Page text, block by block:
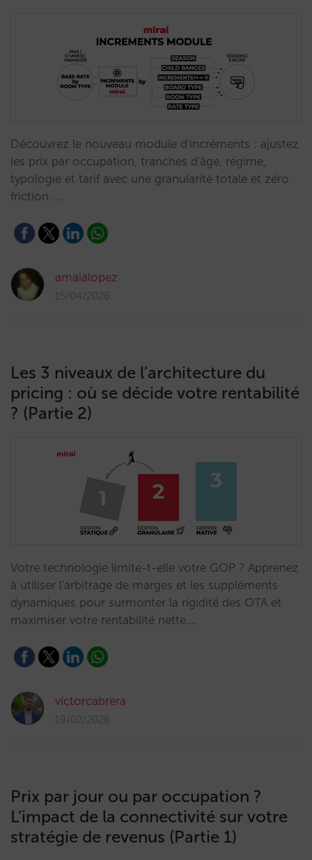
Découvrez le nouveau module d'incréments : ajustez
les prix par occupation, tranches d'âge, régime,
typologie et tarif avec une granularité totale et zéro
friction. …
amaialopez
15/04/2026
Les 3 niveaux de l’architecture du
pricing : où se décide votre rentabilité
? (Partie 2)
Votre technologie limite-t-elle votre GOP ? Apprenez
à utiliser l'arbitrage de marges et les suppléments
dynamiques pour surmonter la rigidité des OTA et
maximiser votre rentabilité nette.…
victorcabrera
19/02/2026
Prix par jour ou par occupation ?
L’impact de la connectivité sur votre
stratégie de revenus (Partie 1)